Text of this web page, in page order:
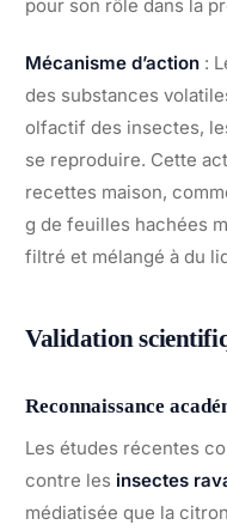
pour son rôle dans la
Mécanisme d’action :
des substances
olfactif des insectes,
se reproduire. Cette
recettes maison,
g de feuilles hachées
filtré et mélangé à du
Validation
Reconnaissance
Les études récentes
contre les insectes
médiatisée que la